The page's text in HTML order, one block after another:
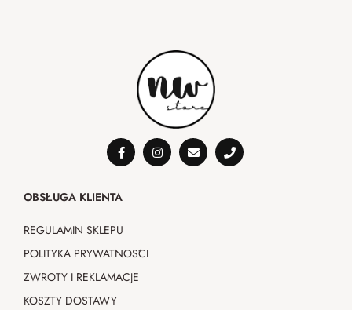
OBSŁUGA KLIENTA
REGULAMIN SKLEPU
POLITYKA PRYWATNOŚCI
ZWROTY I REKLAMACJE
KOSZTY DOSTAWY